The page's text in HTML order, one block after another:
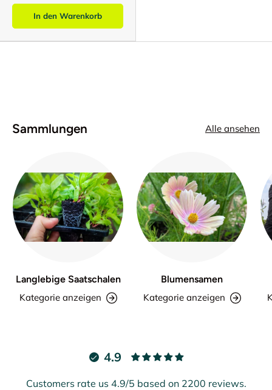
In den Warenkorb
Sammlungen Alle ansehen
Langlebige Saatschalen
Kategorie anzeigen
Blumensamen
Kategorie anzeigen
4.9
Customers rate us 4.9/5 based on 2200 reviews.